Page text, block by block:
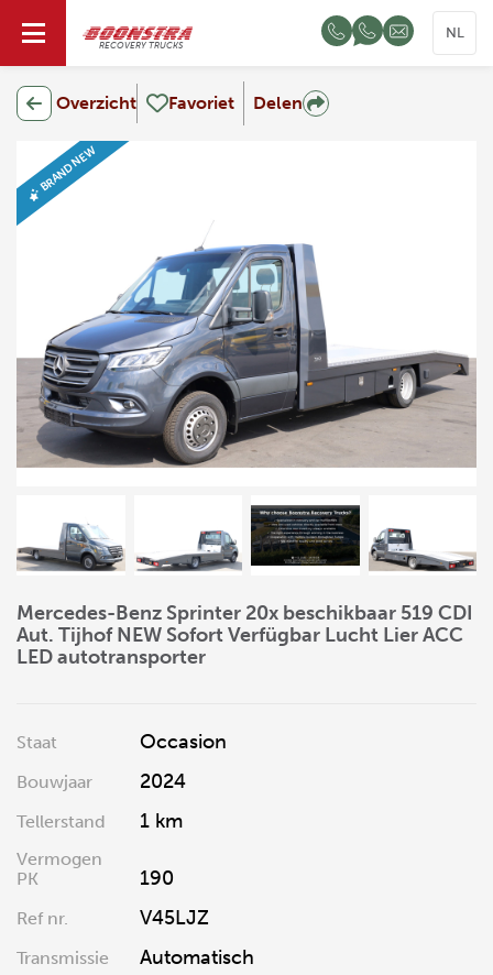
RECOVERY TRUCKS
NL
Overzicht Favoriet Delen
BRAND NEW
Mercedes-Benz Sprinter 20x beschikbaar 519 CDI
Aut. Tijhof NEW Sofort Verfügbar Lucht Lier ACC
LED autotransporter
Staat Occasion
Bouwjaar 2024
Tellerstand 1 km
Vermogen
PK
190
Ref nr. V45LJZ
Transmissie Automatisch